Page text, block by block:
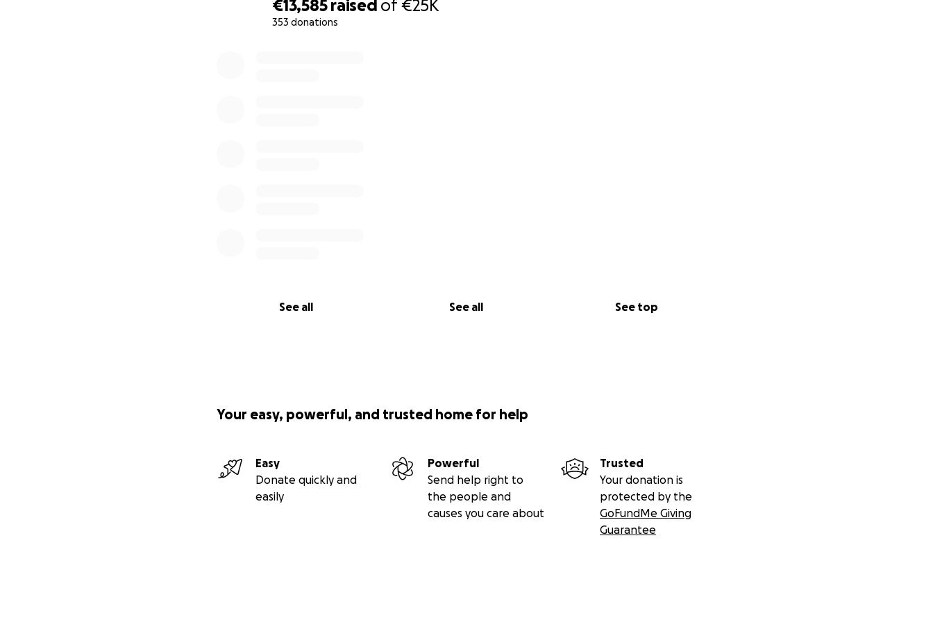
€13,585 raised of€25K
353 donations
See all See all See top
Your easy, powerful, and trusted home for help
Easy
Donate quickly and
easily
Powerful
Send help right to
the people and
causes you care about
Trusted
Your donation is
protected by the
GoFundMe Giving
Guarantee